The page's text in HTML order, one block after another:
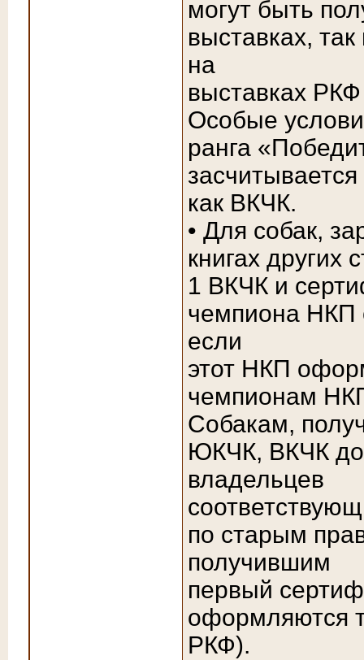
могут быть
выставках,
на
выставках
Особые
ранга
как ВКЧК.
• Для собак,
книгах других
1 ВКЧК и
чемпиона НКП
если
этот НКП
чемпионам
Собакам,
ЮКЧК, ВКЧК
владельцев
по старым
получившим
первый
оформляются
РКФ).